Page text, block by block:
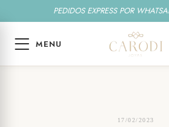
PEDIDOS EXPRESS POR
MENU
17/02/2023